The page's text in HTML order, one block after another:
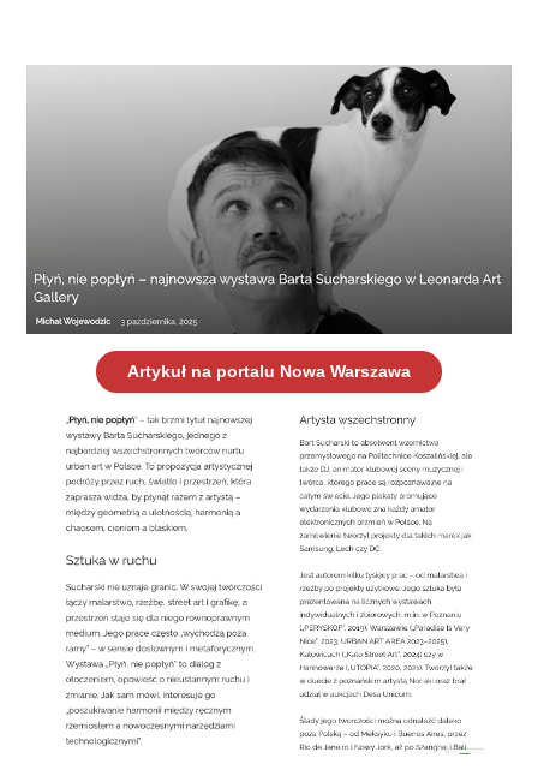
Artykuł na portalu Nowa Warszawa